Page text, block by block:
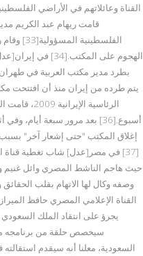
قامت ريهام عبد الكريم
الرئاسية
أسبوع.[36] بعد مرور سبعة أيام،
إغلاق المكتب "حتى إشعار آخر" بسبب
[37] في مصر[عدل] شاب تغطية قناة
حيث هاجم الناشط المصري وائل غنيم
القناة الإعلامي المصري حافظ
يجرؤ على انتقاد الملك السعودي
سيخصص حلقة من برنامجه
السعودية، معلنا أنه سيقدم